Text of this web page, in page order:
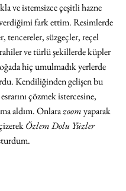
ve istemsizce çeşitli hazne
fark ettim. Resimlerde
tencereler, süzgeçler, reçel
ve türlü şekillerde küpler
hiç umulmadık yerlerde
Kendiliğinden gelişen bu
çözmek istercesine,
aldım. Onlara zoom yaparak
Özlem Dolu Yüzler